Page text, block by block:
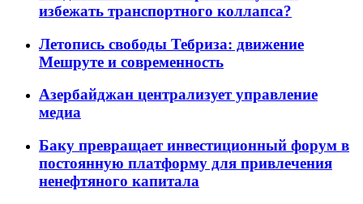
избежать транспортного коллапса?
Летопись свободы Тебриза: движение
Мешруте и современность
Азербайджан централизует управление
медиа
Баку превращает инвестиционный форум в
постоянную платформу для привлечения
ненефтяного капитала